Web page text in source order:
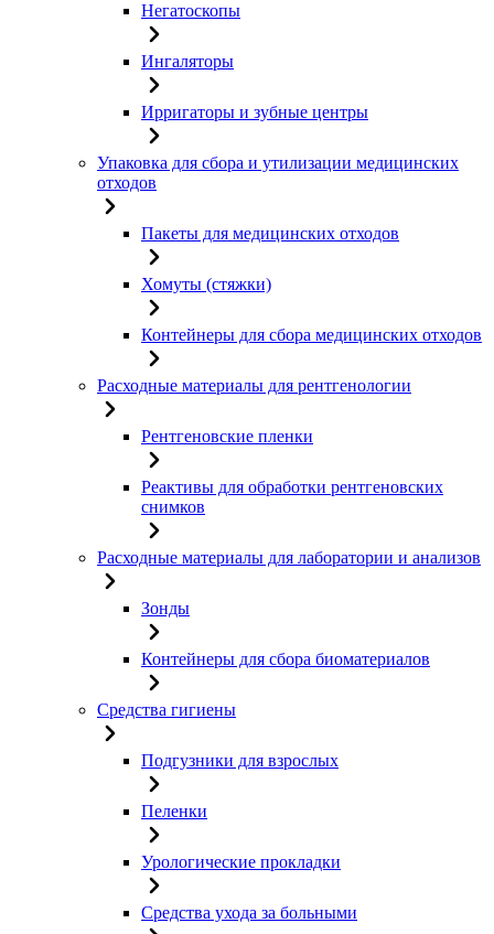
Негатоскопы
Ингаляторы
Ирригаторы и зубные центры
Упаковка для сбора и утилизации медицинских
отходов
Пакеты для медицинских отходов
Хомуты (стяжки)
Контейнеры для сбора медицинских отходов
Расходные материалы для рентгенологии
Рентгеновские пленки
Реактивы для обработки рентгеновских
снимков
Расходные материалы для лаборатории и анализов
Зонды
Контейнеры для сбора биоматериалов
Средства гигиены
Подгузники для взрослых
Пеленки
Урологические прокладки
Средства ухода за больными